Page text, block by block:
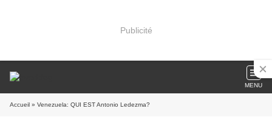
Publicité
MENU
Accueil » Venezuela: QUI EST Antonio Ledezma?